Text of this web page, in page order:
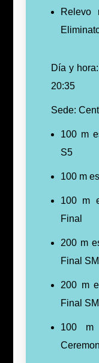
Relevo
Día y
20:35
Sede:
100 m
S5
100 m
100 m
Final
200 m
Final
200 m
Final
100 m